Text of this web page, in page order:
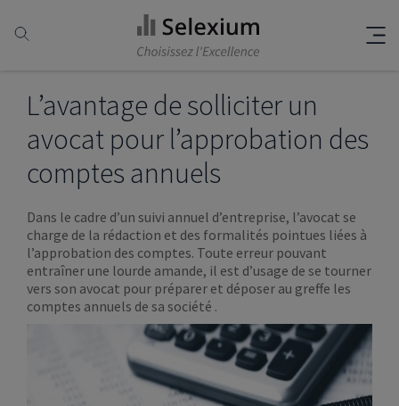
L’avantage de solliciter un
avocat pour l’approbation des
comptes annuels
Dans le cadre d’un suivi annuel d’entreprise, l’avocat se
charge de la rédaction et des formalités pointues liées à
l’approbation des comptes. Toute erreur pouvant
entraîner une lourde amande, il est d’usage de se tourner
vers son avocat pour préparer et déposer au greffe les
comptes annuels de sa société .